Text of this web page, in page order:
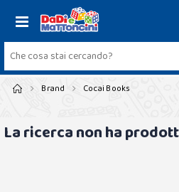
Brand Cocai Books
La ricerca non ha